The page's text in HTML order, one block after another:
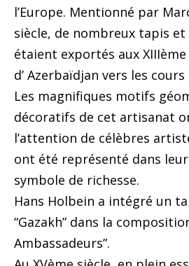
l’Europe. Mentionné par
siècle, de nombreux tapis
étaient exportés aux XIIIème
d’ Azerbaïdjan vers les
Les magnifiques motifs
décoratifs de cet artisanat
l’attention de célèbres
ont été représenté dans
symbole de richesse.
Hans Holbein a intégré un
“Gazakh” dans la
Ambassadeurs”.